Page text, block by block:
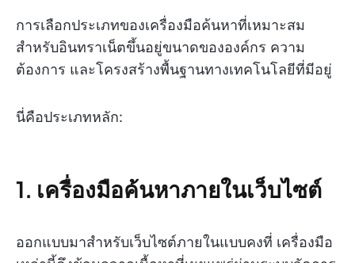
การเลือกประเภทของเครื่องมือค้นหาที่เหมาะสม
สำหรับอินทราเน็ตขึ้นอยู่ขนาดขององค์กร ความ
ต้องการ และโครงสร้างพื้นฐานทางเทคโนโลยีที่มีอยู่
นี่คือประเภทหลัก:
1. เครื่องมือค้นหาภายในเว็บไซต์
ออกแบบมาสำหรับเว็บไซต์ภายในแบบคงที่ เครื่องมือ